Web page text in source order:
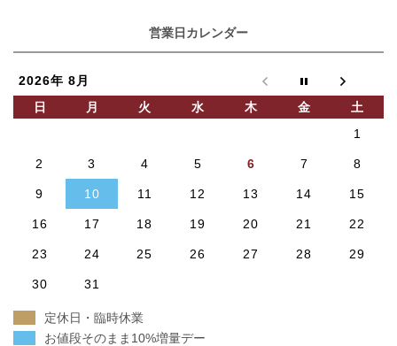
営業日カレンダー
2026年 8月
日
月 火 水 木 金
土
1
2 3 4 5 6 7 8
9 10 11 12 13 14 15
16 17 18 19 20 21 22
23 24 25 26 27 28 29
30 31
定休日・臨時休業
お値段そのまま10%増量デー